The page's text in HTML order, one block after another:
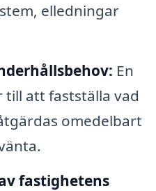
elledningar
En
att fastställa vad
omedelbart
fastighetens